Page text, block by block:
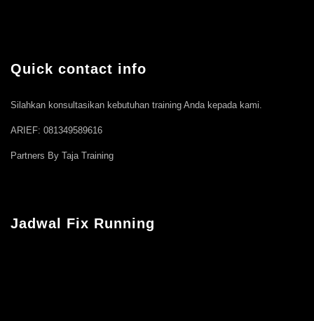
Quick contact info
Silahkan konsultasikan kebutuhan training Anda kepada kami.
ARIEF: 081349589616
Partners By Taja Training
Jadwal Fix Running